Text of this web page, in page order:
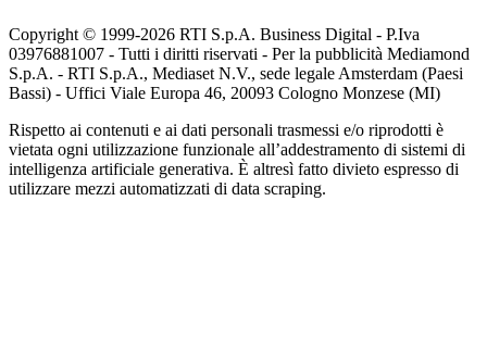
Copyright © 1999-2026 RTI S.p.A. Business Digital - P.Iva
03976881007 - Tutti i diritti riservati - Per la pubblicità Mediamond
S.p.A. - RTI S.p.A., Mediaset N.V., sede legale Amsterdam (Paesi
Bassi) - Uffici Viale Europa 46, 20093 Cologno Monzese (MI)
Rispetto ai contenuti e ai dati personali trasmessi e/o riprodotti è
vietata ogni utilizzazione funzionale all’addestramento di sistemi di
intelligenza artificiale generativa. È altresì fatto divieto espresso di
utilizzare mezzi automatizzati di data scraping.